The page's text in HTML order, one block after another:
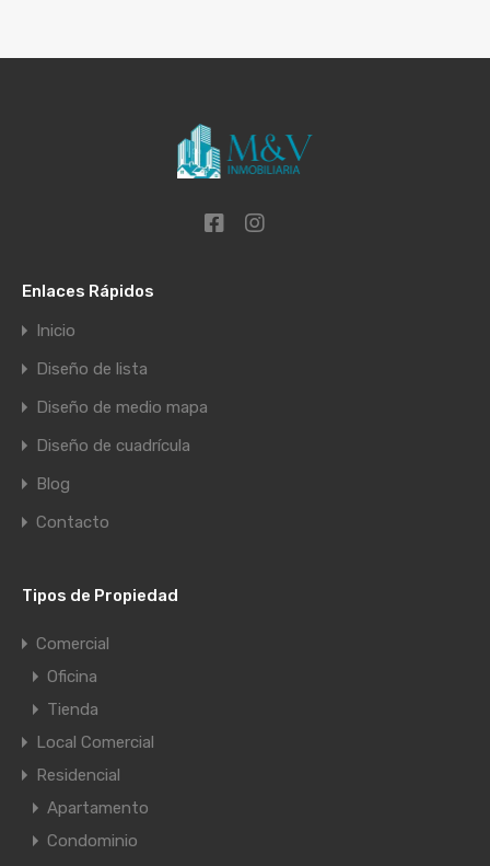
Enlaces Rápidos
Inicio
Diseño de lista
Diseño de medio mapa
Diseño de cuadrícula
Blog
Contacto
Tipos de Propiedad
Comercial
Oficina
Tienda
Local Comercial
Residencial
Apartamento
Condominio